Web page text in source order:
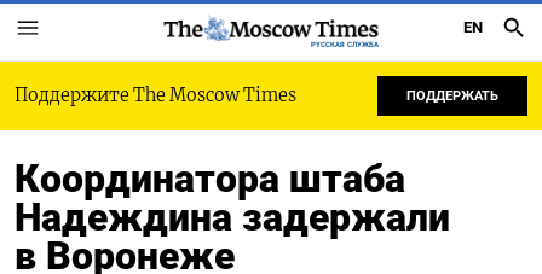
РУССКАЯ СЛУЖБА
EN
Поддержите The Moscow Times ПОДДЕРЖАТЬ
Координатора штаба
Надеждина задержали
в Воронеже